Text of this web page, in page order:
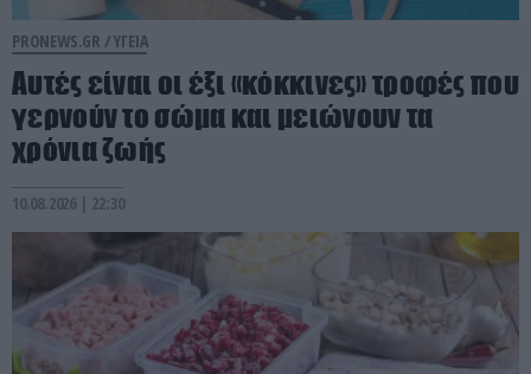
PRONEWS.GR /ΥΓΕΙΑ
Αυτές είναι οι έξι «κόκκινες» τροφές που
γερνούν το σώμα και μειώνουν τα
χρόνια ζωής
10.08.2026 | 22:30